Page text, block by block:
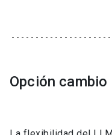
Opción